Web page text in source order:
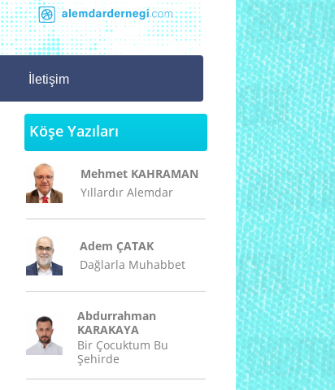
İletişim
Köşe Yazıları
Mehmet KAHRAMAN
Yıllardır Alemdar
Adem ÇATAK
Dağlarla Muhabbet
Abdurrahman
KARAKAYA
Bir Çocuktum Bu
Şehirde